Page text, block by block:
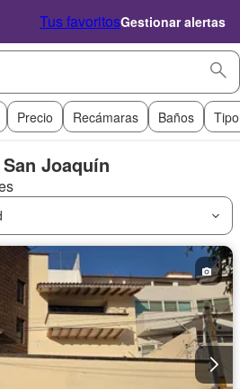
Tus favoritosGestionar alertas
Precio Recámaras Baños
Joaquín